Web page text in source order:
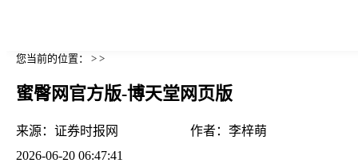
您当前的位置： > >
蜜臀网官方版-博天堂网页版
来源： 证券时报网 作者： 李梓萌
2026-06-20 06:47:41